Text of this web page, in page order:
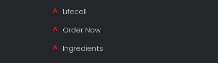
Lifecell
Order Now
Ingredients